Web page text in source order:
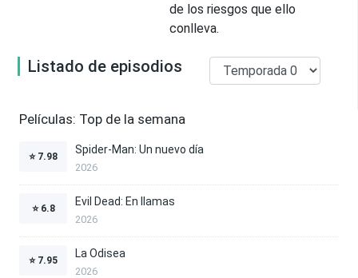
de los riesgos que ello
conlleva.
Listado de episodios
Películas: Top de la semana
⭐ 7.98
Spider-Man: Un nuevo día
2026
⭐ 6.8
Evil Dead: En llamas
2026
⭐ 7.95
La Odisea
2026